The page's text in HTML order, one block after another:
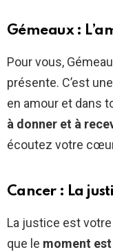
Gémeaux :
Pour vous,
présente. C’est
en amour et dans
à donner et à
écoutez votre
Cancer : La
La justice est votre
que le moment